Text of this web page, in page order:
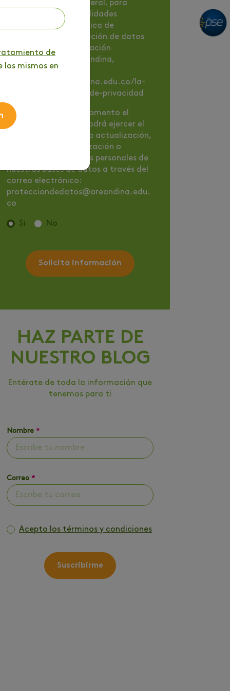
de cobranza y, en general, para
cualquiera de las finalidades
contenidas en la Política de
tratamiento y protección de datos
personales de la Fundación
Universitaria del Areandina,
disponible en
https://www.areandina.edu.co/la-
institucion/politicas-de-privacidad
Nota
: En cualquier momento el
titular de los datos podrá ejercer el
derecho de solicitar la actualización,
rectificación, actualización o
supresión de sus datos personales de
nuestras bases de datos a través del
correo electrónico:
protecciondedatos@areandina.edu.
co
Si No
Solicita información
HAZ PARTE DE
NUESTRO BLOG
Entérate de toda la información que
tenemos para ti
Nombre *
Correo *
Acepto los términos y condiciones
Suscribirme
de
los mismos en